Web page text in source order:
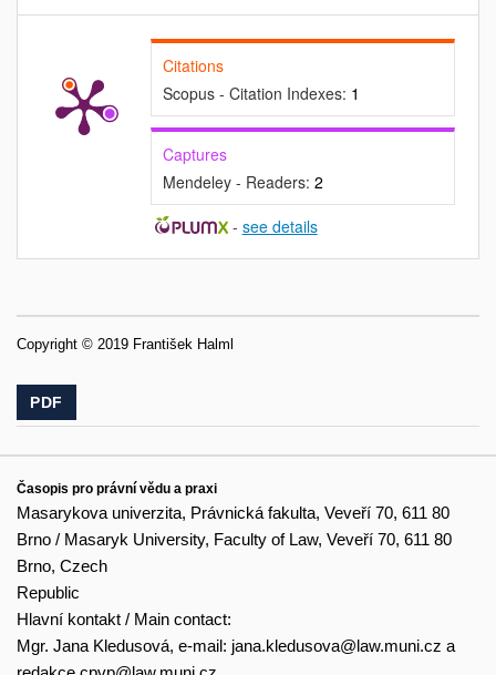
Citations
Scopus - Citation Indexes: 1
Captures
Mendeley - Readers: 2
- see details
Copyright © 2019 František Halml
PDF
Časopis pro právní vědu a praxi
Masarykova univerzita, Právnická fakulta, Veveří 70, 611 80
Brno / Masaryk University, Faculty of Law, Veveří 70, 611 80
Brno, Czech
Republic
Hlavní kontakt / Main contact:
Mgr. Jana Kledusová, e-mail: jana.kledusova@law.muni.cz a